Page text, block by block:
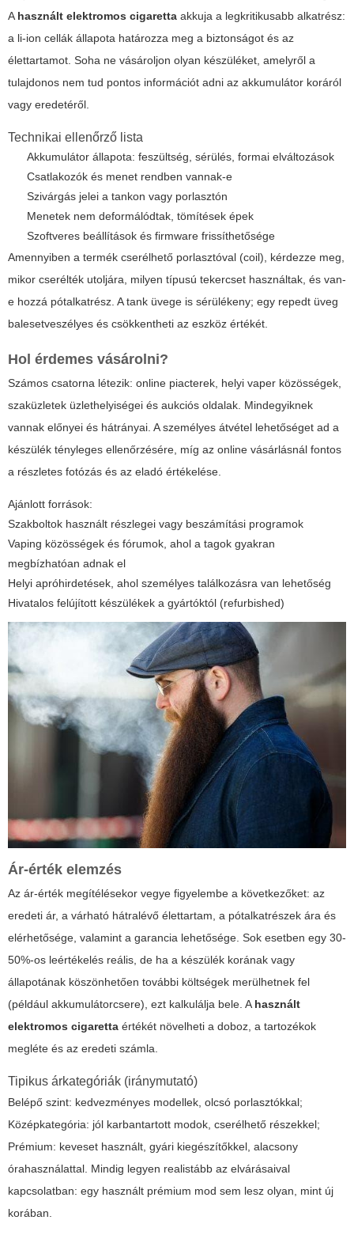
Ahasznált elektromos cigaretta akkuja a legkritikusabb alkatrész:
a li-ion cellák állapota határozza meg a biztonságot és az
élettartamot. Soha ne vásároljon olyan készüléket, amelyről a
tulajdonos nem tud pontos információt adni az akkumulátor koráról
vagy eredetéről.
Technikai ellenőrző lista
Akkumulátor állapota: feszültség, sérülés, formai elváltozások
Csatlakozók és menet rendben vannak-e
Szivárgás jelei a tankon vagy porlasztón
Menetek nem deformálódtak, tömítések épek
Szoftveres beállítások és firmware frissíthetősége
Amennyiben a termék cserélhető porlasztóval (coil), kérdezze meg,
mikor cserélték utoljára, milyen típusú tekercset használtak, és van-
e hozzá pótalkatrész. Atank üvege is sérülékeny; egy repedt üveg
balesetveszélyes és csökkentheti az eszköz értékét.
Hol érdemes vásárolni?
Számos csatorna létezik: online piacterek, helyi vaper közösségek,
szaküzletek üzlethelyiségei és aukciós oldalak. Mindegyiknek
vannak előnyei és hátrányai. A személyes átvétel lehetőséget ad a
készülék tényleges ellenőrzésére, míg az online vásárlásnál fontos
a részletes fotózás és az eladó értékelése.
Ajánlott források:
Szakboltok használt részlegei vagy beszámítási programok
Vaping közösségek és fórumok, ahol a tagok gyakran
megbízhatóan adnak el
Helyi apróhirdetések, ahol személyes találkozásra van lehetőség
Hivatalos felújított készülékek a gyártóktól (refurbished)
Ár-érték elemzés
Az ár-érték megítélésekor vegye figyelembe a következőket: az
eredeti ár, a várható hátralévő élettartam, a pótalkatrészek ára és
elérhetősége, valamint a garancia lehetősége. Sok esetben egy 30-
50%-os leértékelés reális, de ha a készülék korának vagy
állapotának köszönhetően további költségek merülhetnek fel
(például akkumulátorcsere), ezt kalkulálja bele. A használt
elektromos cigaretta értékét növelheti a doboz, a tartozékok
megléte és az eredeti számla.
Tipikus árkategóriák (iránymutató)
Belépő szint: kedvezményes modellek, olcsó porlasztókkal;
Középkategória: jól karbantartott modok, cserélhető részekkel;
Prémium: keveset használt, gyári kiegészítőkkel, alacsony
órahasználattal. Mindig legyen realistább az elvárásaival
kapcsolatban: egy használt prémium mod sem lesz olyan, mint új
korában.